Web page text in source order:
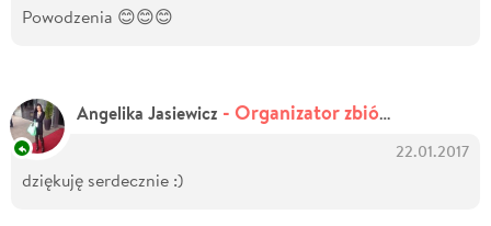
Powodzenia 😊😊😊
Angelika Jasiewicz - Organizator zbiórki
22.01.2017
dziękuję serdecznie :)